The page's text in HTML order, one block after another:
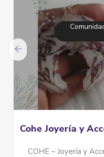
Cohe Joyería y
COHE – Joyería y